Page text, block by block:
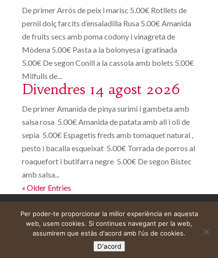
De primer Arrós de peix i marisc 5.00€ Rotllets de
pernil dolç farcits d’ensaladilla Rusa 5.00€ Amanida
de fruits secs amb poma codony i vinagreta de
Mòdena 5.00€ Pasta a la bolonyesa i gratinada
5.00€ De segon Conill a la cassola amb bolets 5.00€
Milfulls de...
Divendres 14 agost 2026
De primer Amanida de pinya surimi i gambeta amb
salsa rosa 5.00€ Amanida de patata amb all i oli de
sepia 5.00€ Espagetis freds amb tomaquet natural ,
pesto i bacalla esqueixat 5.00€ Torrada de porros al
roaquefort i butifarra negre 5.00€ De segon Bistec
amb salsa...
« Older Entries
Web construïda perDeMomentSomTres
Per poder-te proporcionar la millor experiència en aquesta
web, usem cookies. Si continues navegant per la web,
assumirem que estàs d'acord amb l'ús de cookies.
D'acord